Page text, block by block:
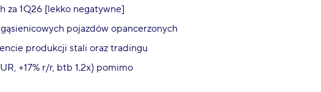
za 1Q26 [lekko negatywne]
pojazdów opancerzonych
produkcji stali oraz tradingu
+17% r/r, btb 1.2x) pomimo